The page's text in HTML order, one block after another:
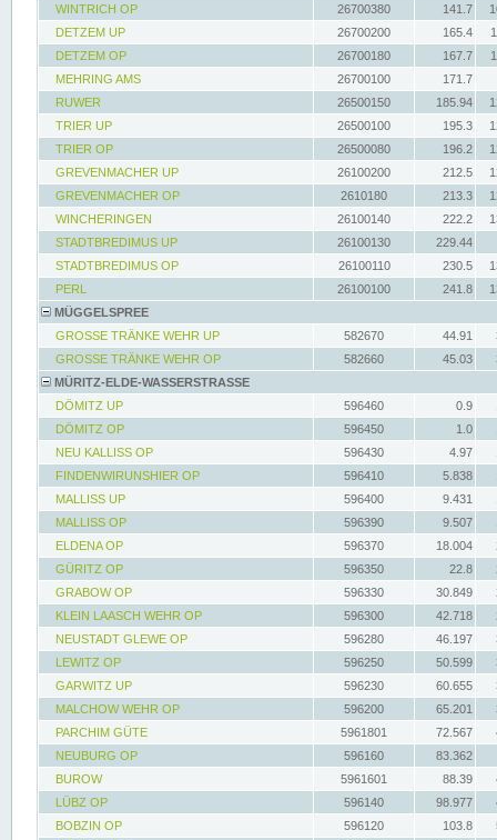
WINTRICH OP
26700380 141.7
DETZEM UP
26700200 165.4
DETZEM OP
26700180 167.7
MEHRING AMS
26700100
171.7
RUWER
26500150 185.94
TRIER UP
26500100 195.3
TRIER OP
26500080 196.2
GREVENMACHER UP
26100200 212.5
GREVENMACHER OP
2610180 213.3
WINCHERINGEN
26100140 222.2
STADTBREDIMUS UP
26100130
229.44
STADTBREDIMUS OP
26100110 230.5
PERL
26100100 241.8
MÜGGELSPREE
GROSSE TRÄNKE WEHR UP
582670 44.91
GROSSE TRÄNKE WEHR OP
582660 45.03
MÜRITZ-ELDE-WASSERSTRASSE
DÖMITZ UP
596460 0.9
DÖMITZ OP
596450 1.0
NEU KALLISS OP
596430 4.97
FINDENWIRUNSHIER OP
596410 5.838
MALLISS UP
596400 9.431
MALLISS OP
596390 9.507
ELDENA OP
596370 18.004
GÜRITZ OP
596350 22.8
GRABOW OP
596330 30.849
KLEIN LAASCH WEHR OP
596300 42.718
NEUSTADT GLEWE OP
596280 46.197
LEWITZ OP
596250 50.599
GARWITZ UP
596230 60.655
MALCHOW WEHR OP
596200 65.201
PARCHIM GÜTE
5961801 72.567
NEUBURG OP
596160
83.362
BUROW
5961601 88.39
LÜBZ OP
596140 98.977
BOBZIN OP
596120 103.8